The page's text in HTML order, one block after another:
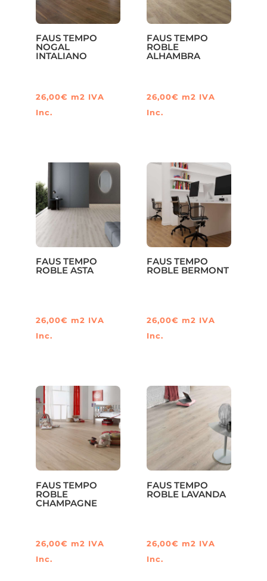
FAUS TEMPO
NOGAL
INTALIANO
26,00€ m2 IVA
Inc.
FAUS TEMPO
ROBLE
ALHAMBRA
26,00€ m2 IVA
Inc.
FAUS TEMPO
ROBLE ASTA
26,00€ m2 IVA
Inc.
FAUS TEMPO
ROBLE BERMONT
26,00€ m2 IVA
Inc.
FAUS TEMPO
ROBLE
CHAMPAGNE
26,00€ m2 IVA
Inc.
FAUS TEMPO
ROBLE LAVANDA
26,00€ m2 IVA
Inc.